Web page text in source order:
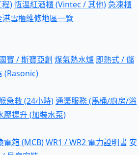
)恆溫紅酒櫃 (Vintec / 其他)急凍櫃
港雪櫃維修地區一覽
寶 / 斯寶亞創 煤氣熱水爐 即熱式 / 儲
(Rasonic)
急救 (24小時)通渠服務 (馬桶/廚房/浴
壓提升 (加裝水泵)
電箱 (MCB)WR1 / WR2 電力證明書 安